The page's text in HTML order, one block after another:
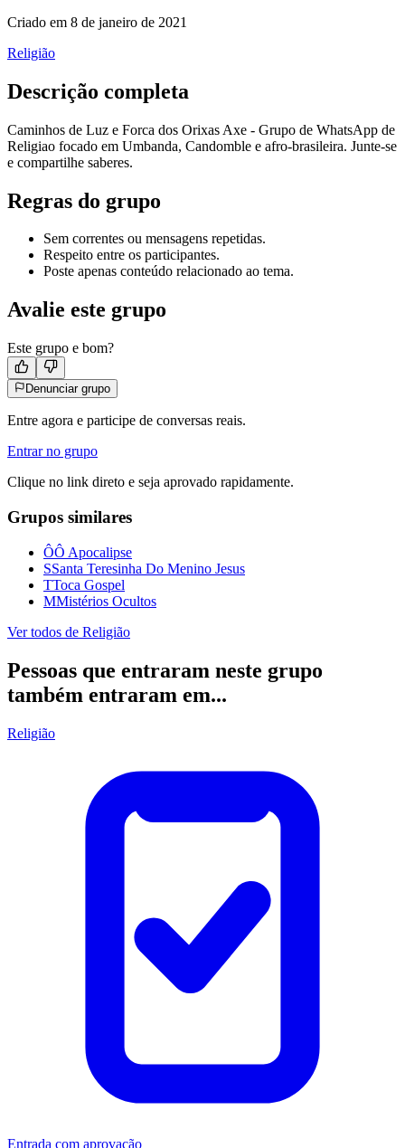
Criado em 8 de janeiro de 2021
Religião
Descrição completa
Caminhos de Luz e Forca dos Orixas Axe - Grupo de WhatsApp de
Religiao focado em Umbanda, Candomble e afro-brasileira. Junte-se
e compartilhe saberes.
Regras do grupo
Sem correntes ou mensagens repetidas.
Respeito entre os participantes.
Poste apenas conteúdo relacionado ao tema.
Avalie este grupo
Este grupo e bom?
Denunciar grupo
Entre agora e participe de conversas reais.
Entrar no grupo
Clique no link direto e seja aprovado rapidamente.
Grupos similares
ÔÔ Apocalipse
SSanta Teresinha Do Menino Jesus
TToca Gospel
MMistérios Ocultos
Ver todos de Religião
Pessoas que entraram neste grupo
também entraram em...
Religião
Entrada com aprovação